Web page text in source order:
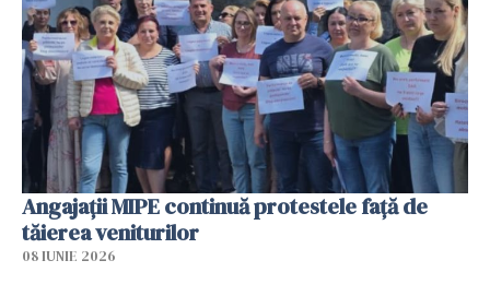
Angajaţii MIPE continuă protestele faţă de
tăierea veniturilor
08 IUNIE 2026